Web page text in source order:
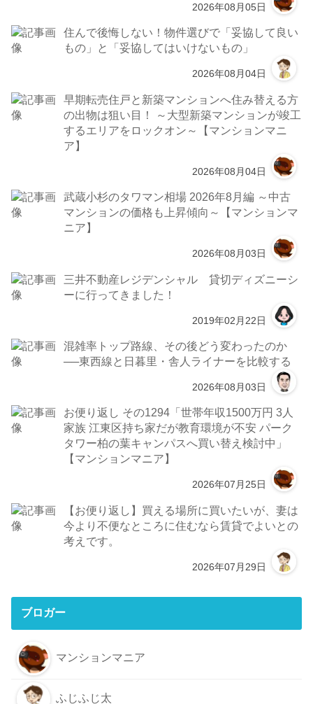
2026年08月05日
住んで後悔しない！物件選びで「妥協して良い
もの」と「妥協してはいけないもの」
2026年08月04日
早期転売住戸と新築マンションへ住み替える方
の出物は狙い目！ ～大型新築マンションが竣工
するエリアをロックオン～【マンションマニ
ア】
2026年08月04日
武蔵小杉のタワマン相場 2026年8月編 ～中古
マンションの価格も上昇傾向～【マンションマ
ニア】
2026年08月03日
三井不動産レジデンシャル 貸切ディズニーシ
ーに行ってきました！
2019年02月22日
混雑率トップ路線、その後どう変わったのか
──東西線と日暮里・舎人ライナーを比較する
2026年08月03日
お便り返し その1294「世帯年収1500万円 3人
家族 江東区持ち家だが教育環境が不安 パーク
タワー柏の葉キャンパスへ買い替え検討中」
【マンションマニア】
2026年07月25日
【お便り返し】買える場所に買いたいが、妻は
今より不便なところに住むなら賃貸でよいとの
考えです。
2026年07月29日
ブロガー
マンションマニア
ふじふじ太